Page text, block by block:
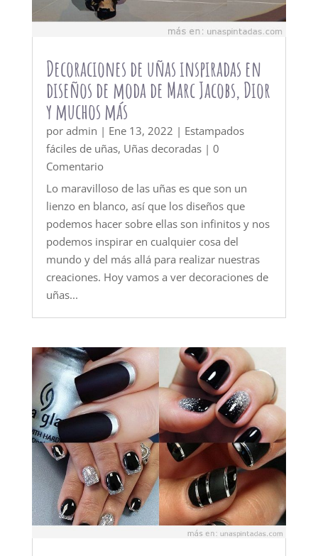
Decoraciones de uñas inspiradas en
diseños de moda de Marc Jacobs, Dior
y muchos más
por admin | Ene 13, 2022 | Estampados
fáciles de uñas, Uñas decoradas| 0
Comentario
Lo maravilloso de las uñas es que son un
lienzo en blanco, así que los diseños que
podemos hacer sobre ellas son infinitos y nos
podemos inspirar en cualquier cosa del
mundo y del más allá para realizar nuestras
creaciones. Hoy vamos a ver decoraciones de
uñas...